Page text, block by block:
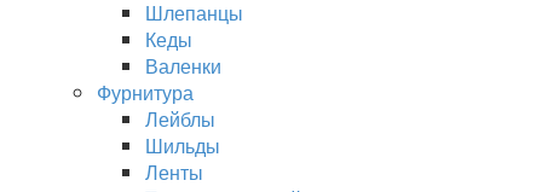
Шлепанцы
Кеды
Валенки
Фурнитура
Лейблы
Шильды
Ленты